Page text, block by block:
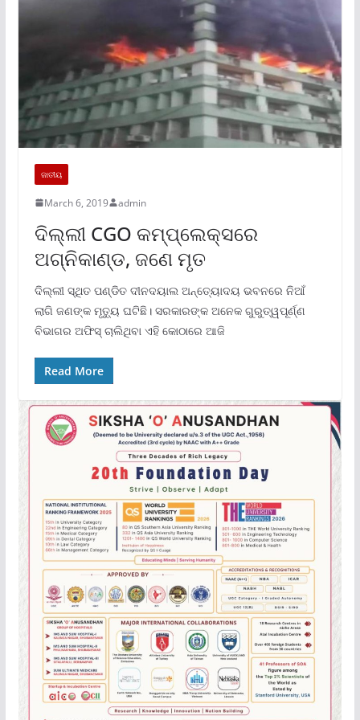
ଜାତୀୟ
March 6, 2019 admin
ଦିଲ୍ଲୀ CGO କମ୍ପ୍ଲେକ୍ସରେ
ଅଗ୍ନିକାଣ୍ଡ, ଜଣେ ମୃତ
ଦିଲ୍ଲୀ ସ୍ଥିତ ପଣ୍ଡିତ ଦୀନଦୟାଲ ଅନ୍ତ୍ୟୋଦୟ ଭବନରେ ନିଆଁ
ଲାଗି ଜଣଙ୍କ ମୃତ୍ୟୁ ଘଟିଛି। ସରକାରଙ୍କ ଅନେକ ଗୁରୁତ୍ୱପୂର୍ଣ୍ଣ
ବିଭାଗର ଅଫିସ୍ ଚାଲିଥିବା ଏହି କୋଠାରେ ଆଜି
Read More